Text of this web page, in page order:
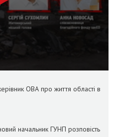
ОВА про життя області в
начальник ГУНП розповість